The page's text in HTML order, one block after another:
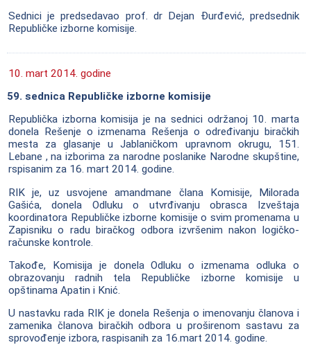
Sednici je predsedavao prof. dr Dejan Đurđević, predsednik
Republičke izborne komisije.
10. mart 2014. godine
59. sednica Republičke izborne komisije
Republička izborna komisija je na sednici održanoj 10. marta
donela Rešenje o izmenama Rešenja o određivanju biračkih
mesta za glasanje u Jablaničkom upravnom okrugu, 151.
Lebane , na izborima za narodne poslanike Narodne skupštine,
rspisanim za 16. mart 2014. godine.
RIK je, uz usvojene amandmane člana Komisije, Milorada
Gašića, donela Odluku o utvrđivanju obrasca Izveštaja
koordinatora Republičke izborne komisije o svim promenama u
Zapisniku o radu biračkog odbora izvršenim nakon logičko-
računske kontrole.
Takođe, Komisija je donela Odluku o izmenama odluka o
obrazovanju radnih tela Republičke izborne komisije u
opštinama Apatin i Knić.
U nastavku rada RIK je donela Rešenja o imenovanju članova i
zamenika članova biračkih odbora u proširenom sastavu za
sprovođenje izbora, raspisanih za 16.mart 2014. godine.